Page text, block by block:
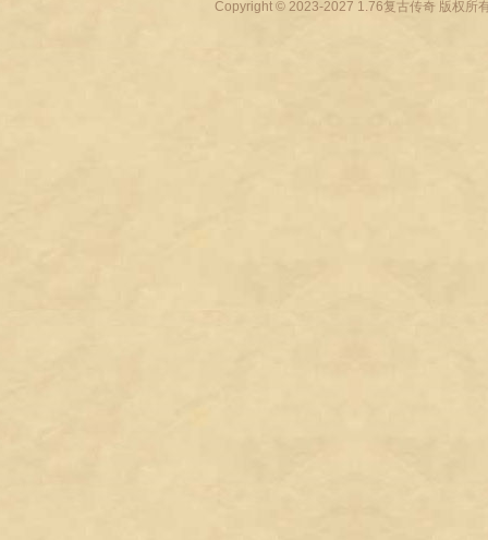
Copyright © 2023-2027 1.76复古传奇版权所